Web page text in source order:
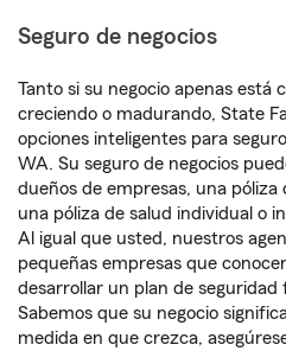
Seguro de negocios
Tanto si su negocio apenas está
creciendo o madurando, State
opciones inteligentes para
WA. Su seguro de negocios
dueños de empresas, una póliza
una póliza de salud individual o
Al igual que usted, nuestros
pequeñas empresas que
desarrollar un plan de
Sabemos que su negocio
medida en que crezca,